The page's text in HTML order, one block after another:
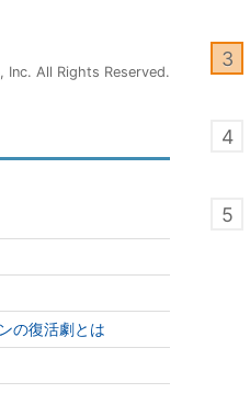
All Rights Reserved.
の復活劇とは